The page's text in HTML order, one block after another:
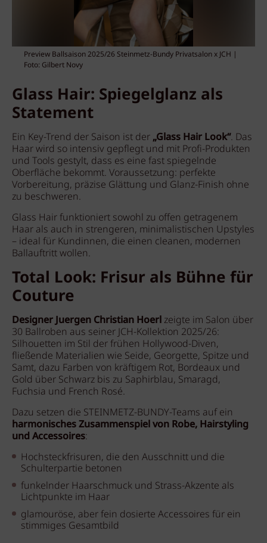
Preview Ballsaison 2025/26 Steinmetz-Bundy Privatsalon x JCH |
Foto: Gilbert Novy
Glass Hair: Spiegelglanz als
Statement
Ein Key-Trend der Saison ist der„Glass Hair Look“. Das
Haar wird so intensiv gepflegt und mit Profi-Produkten
und Tools gestylt, dass es eine fast spiegelnde
Oberfläche bekommt. Voraussetzung: perfekte
Vorbereitung, präzise Glättung und Glanz-Finish ohne
zu beschweren.
Glass Hair funktioniert sowohl zu offen getragenem
Haar als auch in strengeren, minimalistischen Upstyles
– ideal für Kundinnen, die einen cleanen, modernen
Ballauftritt wollen.
Total Look: Frisur als Bühne für
Couture
Designer Juergen Christian Hoerl zeigte im Salon über
30 Ballroben aus seiner JCH-Kollektion 2025/26:
Silhouetten im Stil der frühen Hollywood-Diven,
fließende Materialien wie Seide, Georgette, Spitze und
Samt, dazu Farben von kräftigem Rot, Bordeaux und
Gold über Schwarz bis zu Saphirblau, Smaragd,
Fuchsia und French Rosé.
Dazu setzen die STEINMETZ-BUNDY-Teams auf ein
harmonisches Zusammenspiel von Robe, Hairstyling
und Accessoires:
Hochsteckfrisuren, die den Ausschnitt und die
Schulterpartie betonen
funkelnder Haarschmuck und Strass-Akzente als
Lichtpunkte im Haar
glamouröse, aber fein dosierte Accessoires für ein
stimmiges Gesamtbild